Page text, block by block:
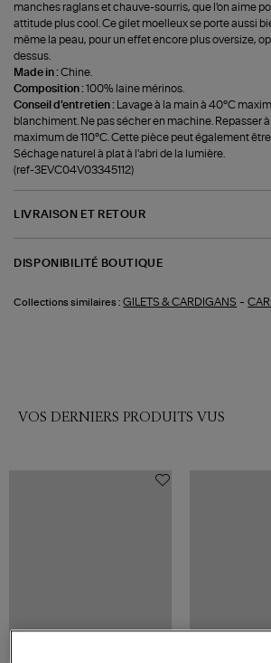
manches raglans et chauve-sourris, que l'on aime
attitude plus cool. Ce gilet moelleux se porte aussi
même la peau, pour un effet encore plus oversize,
dessus.
Made in :Chine.
Composition :100% laine mérinos.
Conseil d'entretien :
Lavage à la main à 40°C
blanchiment. Ne pas sécher en machine. Repasser
maximum de 110°C. Cette pièce peut également
Séchage naturel à plat à l'abri de la lumière.
(ref-3EVC04V03345112)
LIVRAISON ET RETOUR
DISPONIBILITÉ BOUTIQUE
Collections similaires : GILETS & CARDIGANS -
VOS DERNIERS PRODUITS VUS